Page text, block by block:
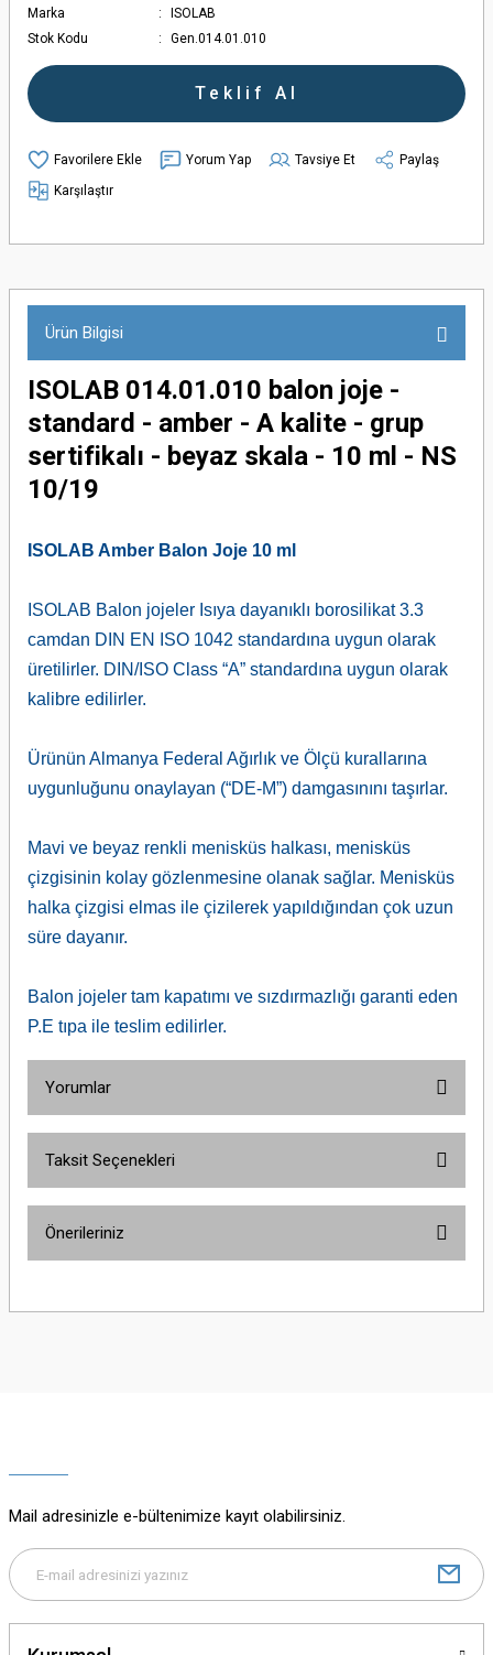
Marka
ISOLAB
Stok Kodu
Gen.014.01.010
Teklif Al
Yorum Yap Tavsiye Et
Paylaş
Karşılaştır
Ürün Bilgisi
ISOLAB 014.01.010 balon joje -
standard - amber - A kalite - grup
sertifikalı - beyaz skala - 10 ml - NS
10/19
ISOLAB Amber Balon Joje 10 ml
ISOLAB Balon jojeler Isıya dayanıklı borosilikat 3.3
camdan DIN EN ISO 1042 standardına uygun olarak
üretilirler. DIN/ISO Class “A” standardına uygun olarak
kalibre edilirler.
Ürünün Almanya Federal Ağırlık ve Ölçü kurallarına
uygunluğunu onaylayan (“DE-M”) damgasınını taşırlar.
Mavi ve beyaz renkli menisküs halkası, menisküs
çizgisinin kolay gözlenmesine olanak sağlar. Menisküs
halka çizgisi elmas ile çizilerek yapıldığından çok uzun
süre dayanır.
Balon jojeler tam kapatımı ve sızdırmazlığı garanti eden
P.E tıpa ile teslim edilirler.
Yorumlar
Taksit Seçenekleri
Önerileriniz
yetersiz gördüğünüz noktaları öneri formunu kullanarak tarafımıza
Bu ürüne benzer farklı alternatifler olmalı.
Mail adresinizle e-bültenimize kayıt olabilirsiniz.